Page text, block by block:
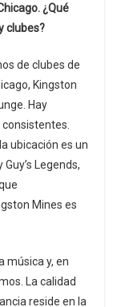
¿Qué
clubes?
de clubes de
Kingston
Hay
ubicación es un
Legends,
Mines es
música y, en
La calidad
reside en la